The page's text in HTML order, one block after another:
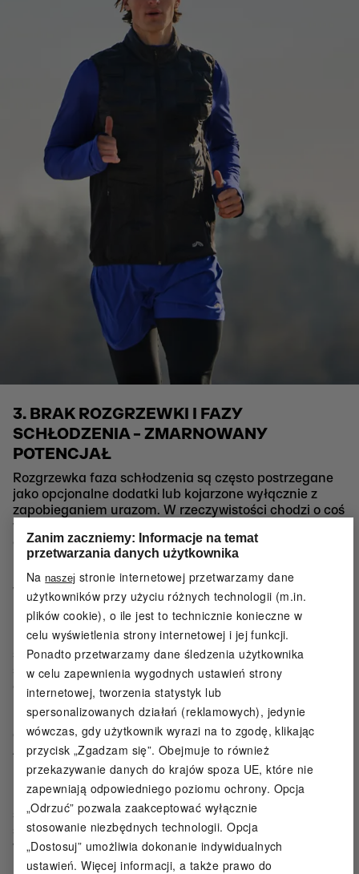
3. BRAK ROZGRZEWKI I FAZY
SCHŁODZENIA – ZMARNOWANY
POTENCJAŁ
Rozgrzewka faza schłodzenia są często postrzegane
jako opcjonalne dodatki lub kojarzone wyłącznie z
zapobieganiem urazom. W rzeczywistości chodzi o coś
więcej: o jakość ruchu, sterowanie mięśniami i
efektywność.
Faza rozbiegania ≠ rozgrzewka:
Faza rozbiegania to przejście ze stanu spoczynku do
wysiłku – serce, oddech i metabolizm powoli
przyspieszają, o ile tempo jest wystarczająco spokojne.
Rozgrzewka natomiast to krótkie, celowe
przygotowanie układu nerwowo-mięśniowego: ruchy
stają się wyraźniejsze, stawy przygotowane, a
sterowanie precyzyjne. Bez tego przygotowania ciało
co prawda biegnie, ale często pracuje mniej wydajnie.
Dzięki regularnej rozgrzewce poprawisz swój styl
biegania, dzięki czemu bieg stanie się bardziej płynny,
a Ty zaoszczędzisz energię.
A co z fazą schłodzenia?
Faza schłodzenia nie jest obowiązkiem, lecz cennym
narzędziem sterującym. Pomaga aktywnie przejść z
powrotem do trybu spoczynku: ruch staje się
spokojniejszy, napięcia mijają, a układ nerwowy może
szybciej się wyciszyć. Przy regularnym treningu
wspiera to regenerację i pozwala zachować mobilność.
Dzięki temu szybciej przygotujesz się na kolejny bieg.
Zanim zaczniemy: Informacje na temat
przetwarzania danych użytkownika
Nanaszej stronie internetowej przetwarzamy dane
użytkowników przy użyciu różnych technologii (m.in.
plików cookie), o ile jest to technicznie konieczne w
celu wyświetlenia strony internetowej i jej funkcji.
Ponadto przetwarzamy dane śledzenia użytkownika
w celu zapewnienia wygodnych ustawień strony
internetowej, tworzenia statystyk lub
spersonalizowanych działań (reklamowych), jedynie
wówczas, gdy użytkownik wyrazi na to zgodę, klikając
przycisk „Zgadzam się”. Obejmuje to również
przekazywanie danych do krajów spoza UE, które nie
zapewniają odpowiedniego poziomu ochrony. Opcja
„Odrzuć” pozwala zaakceptować wyłącznie
stosowanie niezbędnych technologii. Opcja
„Dostosuj” umożliwia dokonanie indywidualnych
ustawień. Więcej informacji, a także prawo do